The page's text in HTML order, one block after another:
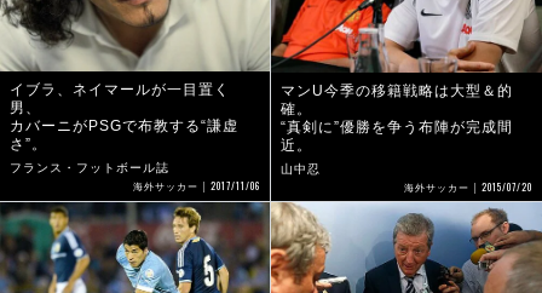
イブラ、ネイマールが一目置く
男、
カバーニがPSGで布教する“謙虚
さ”。
フランス・フットボール誌
海外サッカー 2017/11/06
マンU今季の移籍戦略は大型＆的
確。
“真剣に”優勝を争う布陣が完成間
近。
山中忍
海外サッカー 2015/07/20